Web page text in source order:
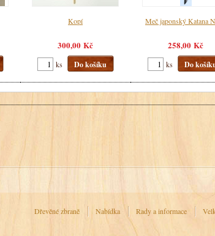
Kopí
300,00 Kč
ks Do košíku
Meč japonský Katana
258,00 Kč
ks Do
Dřevěné zbraně Nabídka Rady a informace